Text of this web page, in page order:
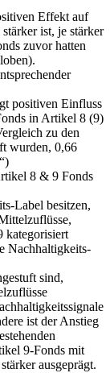
Effekt auf
ist, je stärker
zuvor hatten
positiven Einfluss
in Artikel 8 (9)
zu den
wurden, 0,66
8 & 9 Fonds
Label besitzen,
kategorisiert
Nachhaltigkeits-
sind,
ist der Anstieg
9-Fonds mit
ausgeprägt.